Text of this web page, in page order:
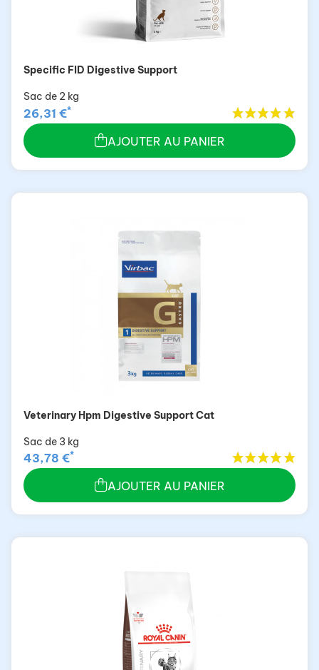
Specific FID Digestive Support
Sac de 2 kg
26,31 €*
AJOUTER AU PANIER
Veterinary Hpm Digestive Support Cat
Sac de 3 kg
43,78 €*
AJOUTER AU PANIER